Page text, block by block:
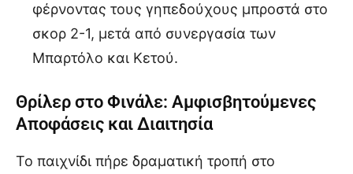
φέρνοντας τους γηπεδούχους μπροστά στο
σκορ 2-1, μετά από συνεργασία των
Μπαρτόλο και Κετού.
Θρίλερ στο Φινάλε: Αμφισβητούμενες
Αποφάσεις και Διαιτησία
Το παιχνίδι πήρε δραματική τροπή στο